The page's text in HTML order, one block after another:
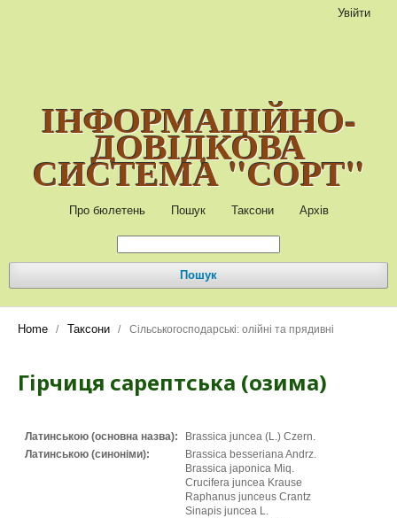
ІНФОРМАЦІЙНО-
ДОВІДКОВА
СИСТЕМА "СОРТ"
Про бюлетень Пошук Таксони Архів
Пошук
Увійти
Home / Таксони / Сільськогосподарські: олійні та прядивні
Гірчиця сарептська (озима)
Латинською (основна назва):
Brassica juncea (L.) Czern.
Латинською (синоніми):
Brassica besseriana Andrz.
Brassica japonica Miq.
Crucifera juncea Krause
Raphanus junceus Crantz
Sinapis juncea L.